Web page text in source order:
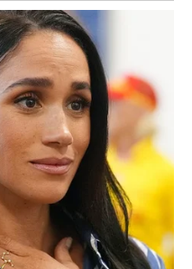
dugo pamtiti.
ili veoma važna
sada dolazi prilika koju